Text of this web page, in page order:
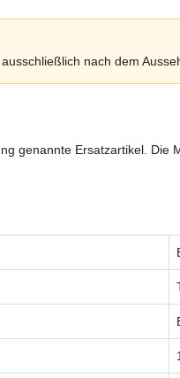
nach dem
genannte Ersatzartikel.